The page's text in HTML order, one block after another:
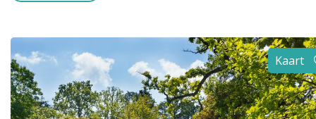
Uitgelichte bestemmingen
Alle steden Kaart